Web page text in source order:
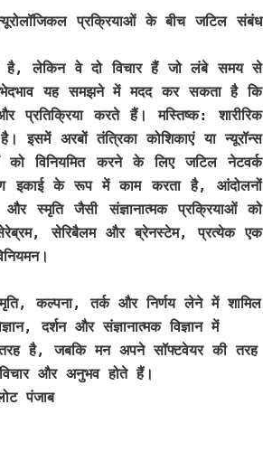
प्रक्रियाओं के बीच जटिल संबंध
है, लेकिन वे दो विचार हैं जो लंबे समय से
भेदभाव यह समझने में मदद कर सकता है कि
करते हैं। मस्तिष्क: शारीरिक
अरबों तंत्रिका कोशिकाएं या न्यूरॉन्स
विनियमित करने के लिए जटिल नेटवर्क
इकाई के रूप में काम करता है, आंदोलनों
स्मृति जैसी संज्ञानात्मक प्रक्रियाओं को
सेरिबैलम और ब्रेनस्टेम, प्रत्येक एक
कल्पना, तर्क और निर्णय लेने में शामिल
दर्शन और संज्ञानात्मक विज्ञान में
है, जबकि मन अपने सॉफ्टवेयर की तरह
और अनुभव होते हैं।
पंजाब